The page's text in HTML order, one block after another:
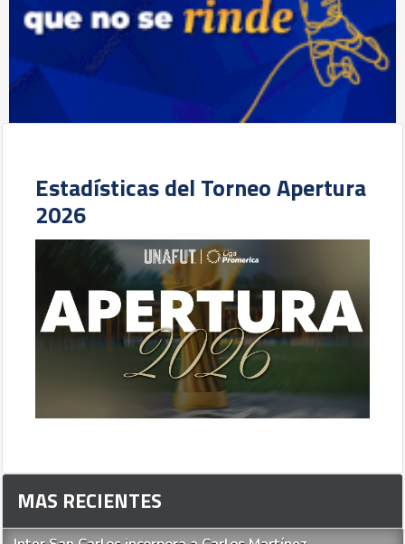
Estadísticas del Torneo Apertura
2026
MAS RECIENTES